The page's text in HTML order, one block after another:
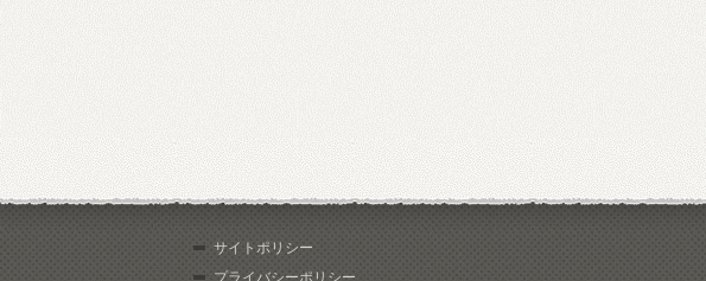
サイトポリシー
プライバシーポリシー